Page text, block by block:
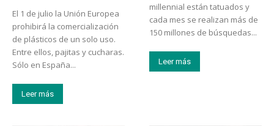
El 1 de julio la Unión Europea
prohibirá la comercialización
de plásticos de un solo uso.
Entre ellos, pajitas y cucharas.
Sólo en España...
Leer más
millennial están tatuados y
cada mes se realizan más de
150 millones de búsquedas...
Leer más